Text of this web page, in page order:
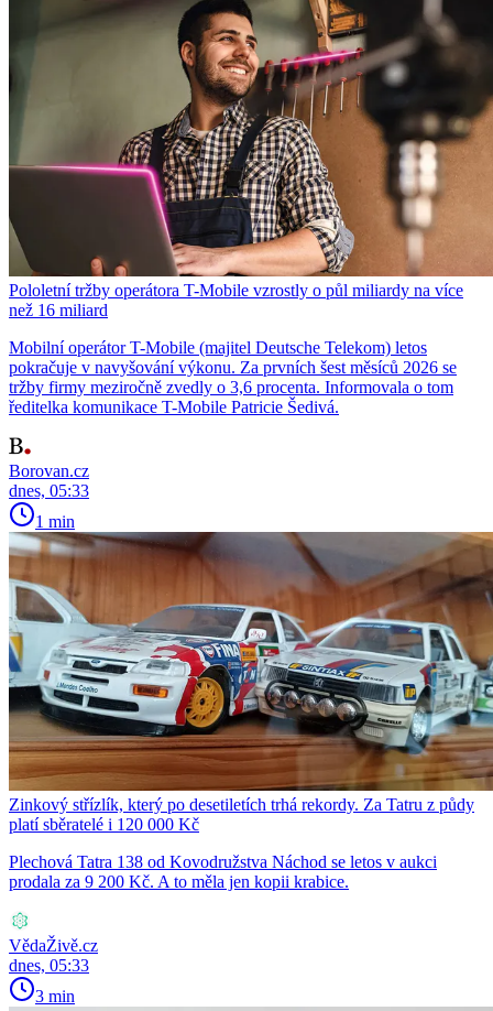
Pololetní tržby operátora T-Mobile vzrostly o půl miliardy na více
než 16 miliard
Mobilní operátor T-Mobile (majitel Deutsche Telekom) letos
pokračuje v navyšování výkonu. Za prvních šest měsíců 2026 se
tržby firmy meziročně zvedly o 3,6 procenta. Informovala o tom
ředitelka komunikace T-Mobile Patricie Šedivá.
Borovan.cz
dnes, 05:33
1 min
Zinkový střízlík, který po desetiletích trhá rekordy. Za Tatru z půdy
platí sběratelé i 120 000 Kč
Plechová Tatra 138 od Kovodružstva Náchod se letos v aukci
prodala za 9 200 Kč. A to měla jen kopii krabice.
VědaŽivě.cz
dnes, 05:33
3 min